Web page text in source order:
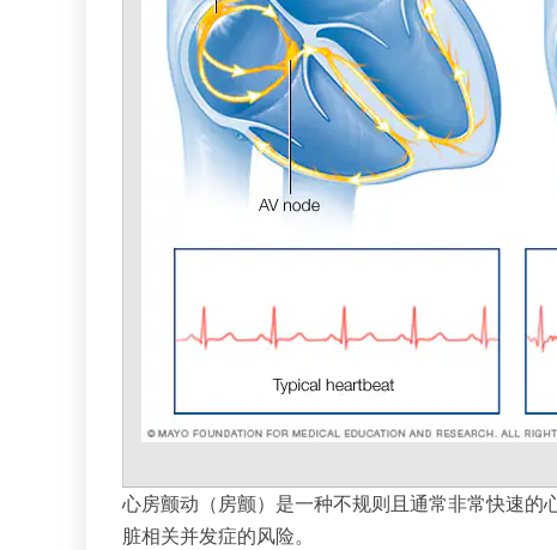
心房颤动（房颤）是一种不规则且通常非常快速
脏相关并发症的风险。